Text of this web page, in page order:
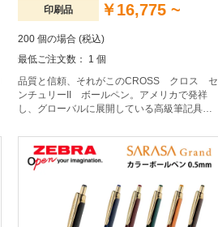
印刷品 ￥16,775 ~
200 個の場合 (税込)
最低ご注文数： 1 個
品質と信頼、それがこのCROSS クロス セ
ンチュリーII ボールペン。アメリカで発祥
し、グローバルに展開している高級筆記具ブ
ンチュリー」のデザインを受け継ぎながら
も、ひと回り太いボディとなっており、より
ラグジュアリーな仕様。オリジナルグッズド